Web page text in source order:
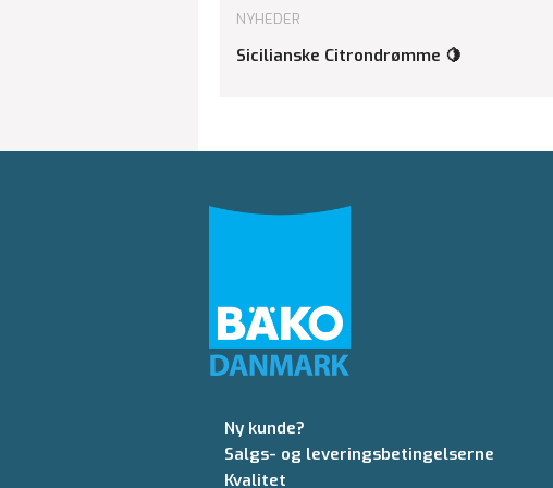
NYHEDER
Sicilianske Citrondrømme 🍋
Ny kunde?
Salgs- og leveringsbetingelserne
Kvalitet